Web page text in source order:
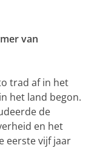
van
trad af in het
het land begon.
de
en het
eerste vijf jaar